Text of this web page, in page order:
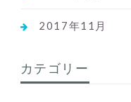
2017年11月
カテゴリー